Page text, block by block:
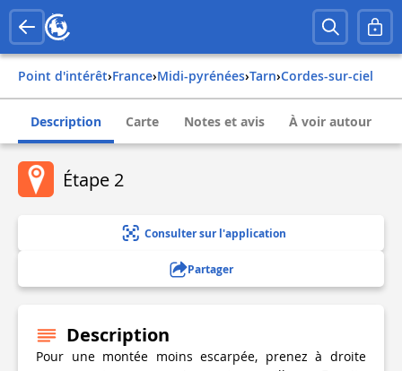
Point d'intérêt› france› midi-pyrénées› tarn› cordes-sur-ciel
Description Carte Notes et avis À voir autour
Étape 2
Consulter sur l'application
Partager
Description
Pour une montée moins escarpée, prenez à droite